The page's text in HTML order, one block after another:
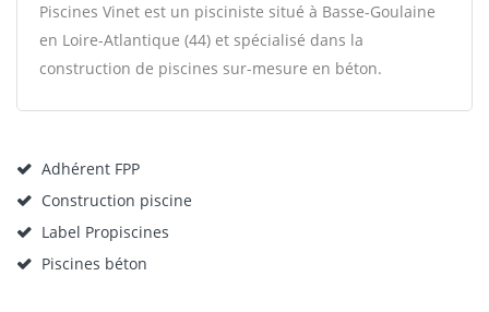
Piscines Vinet est un pisciniste situé à Basse-Goulaine
en Loire-Atlantique (44) et spécialisé dans la
construction de piscines sur-mesure en béton.
Adhérent FPP
Construction piscine
Label Propiscines
Piscines béton